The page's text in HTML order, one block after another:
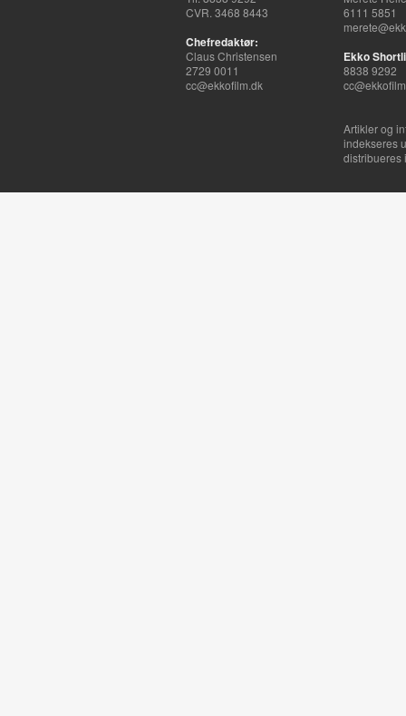
CVR. 3468 8443
Chefredaktør:
Claus Christensen
2729 0011
cc@ekkofilm.dk
6111 5851
Ekko
8838 9292
Artikler og
indekseres
distribueres